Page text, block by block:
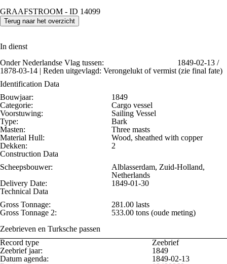
GRAAFSTROOM - ID 14099
Terug naar het overzicht
In dienst
Onder Nederlandse Vlag tussen:
1849-02-13 /
1878-03-14 | Reden uitgevlagd: Verongelukt of vermist (zie final fate)
Identification Data
Bouwjaar:
1849
Categorie:
Cargo vessel
Voorstuwing:
Sailing Vessel
Type:
Bark
Masten:
Three masts
Material Hull:
Wood, sheathed with copper
Dekken:
2
Construction Data
Scheepsbouwer:
Alblasserdam, Zuid-Holland,
Netherlands
Delivery Date:
1849-01-30
Technical Data
Gross Tonnage:
281.00 lasts
Gross Tonnage 2:
533.00 tons (oude meting)
Zeebrieven en Turksche passen
Record type
Zeebrief
Zeebrief jaar:
1849
Datum agenda:
1849-02-13